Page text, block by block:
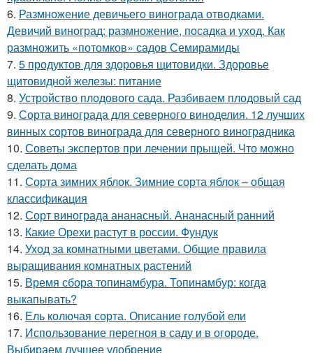
6. Размножение девичьего винограда отводками.
Девичий виноград: размножение, посадка и уход. Как
размножить «потомков» садов Семирамиды
7. 5 продуктов для здоровья щитовидки. Здоровье
щитовидной железы: питание
8. Устройство плодового сада. Разбиваем плодовый сад
9. Сорта винограда для северного виноделия. 12 лучших
винных сортов винограда для северного виноградника
10. Советы экспертов при лечении прыщей. Что можно
сделать дома
11. Сорта зимних яблок. Зимние сорта яблок – общая
классификация
12. Сорт винограда ананасный. Ананасный ранний
13. Какие Орехи растут в россии. Фундук
14. Уход за комнатными цветами. Общие правила
выращивания комнатных растений
15. Время сбора топинамбура. Топинамбур: когда
выкапывать?
16. Ель колючая сорта. Описание голубой ели
17. Использование перегноя в саду и в огороде.
Выбираем лучшее удобрение